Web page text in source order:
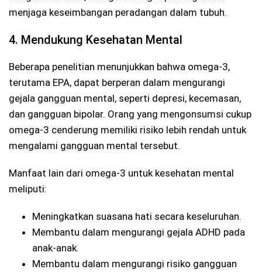
menjaga keseimbangan peradangan dalam tubuh.
4. Mendukung Kesehatan Mental
Beberapa penelitian menunjukkan bahwa omega-3,
terutama EPA, dapat berperan dalam mengurangi
gejala gangguan mental, seperti depresi, kecemasan,
dan gangguan bipolar. Orang yang mengonsumsi cukup
omega-3 cenderung memiliki risiko lebih rendah untuk
mengalami gangguan mental tersebut.
Manfaat lain dari omega-3 untuk kesehatan mental
meliputi:
Meningkatkan suasana hati secara keseluruhan.
Membantu dalam mengurangi gejala ADHD pada
anak-anak.
Membantu dalam mengurangi risiko gangguan